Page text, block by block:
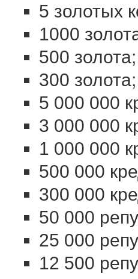
5 золотых
1000
500 золота;
300 золота;
5 000 000
3 000 000
1 000 000
500 000
300 000
50 000
25 000
12 500